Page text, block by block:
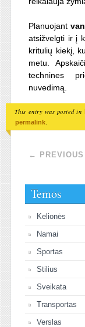
Planuojant
atsižvelgti ir į
kritulių kiekį,
metu.
technines
nuvedimą.
This entry was posted in
permalink.
Post
← PREVIOUS
Temos
Kelionės
Namai
Sportas
Stilius
Sveikata
Transportas
Verslas